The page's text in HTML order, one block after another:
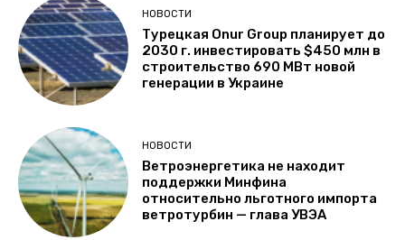
НОВОСТИ
Турецкая Onur Group планирует до
2030 г. инвестировать $450 млн в
строительство 690 МВт новой
генерации в Украине
НОВОСТИ
Ветроэнергетика не находит
поддержки Минфина
относительно льготного импорта
ветротурбин — глава УВЭА